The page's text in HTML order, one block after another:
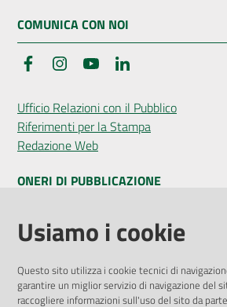
COMUNICA CON NOI
FacebookInstagramYouTube
Ufficio Relazioni con il Pubblico
Riferimenti per la Stampa
Redazione Web
ONERI DI PUBBLICAZIONE
Amministrazione Trasparente
Pubblicità legale
Privacy Policy
Attuazione Misure PNRR
Usiamo i cookie
Questo sito utilizza i cookie tecnici di
garantire un miglior servizio di navigazione del
raccogliere informazioni sull'uso del sito da